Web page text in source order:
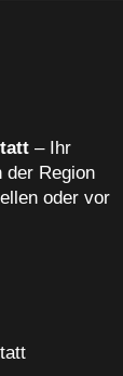
– Ihr
der Region
oder vor